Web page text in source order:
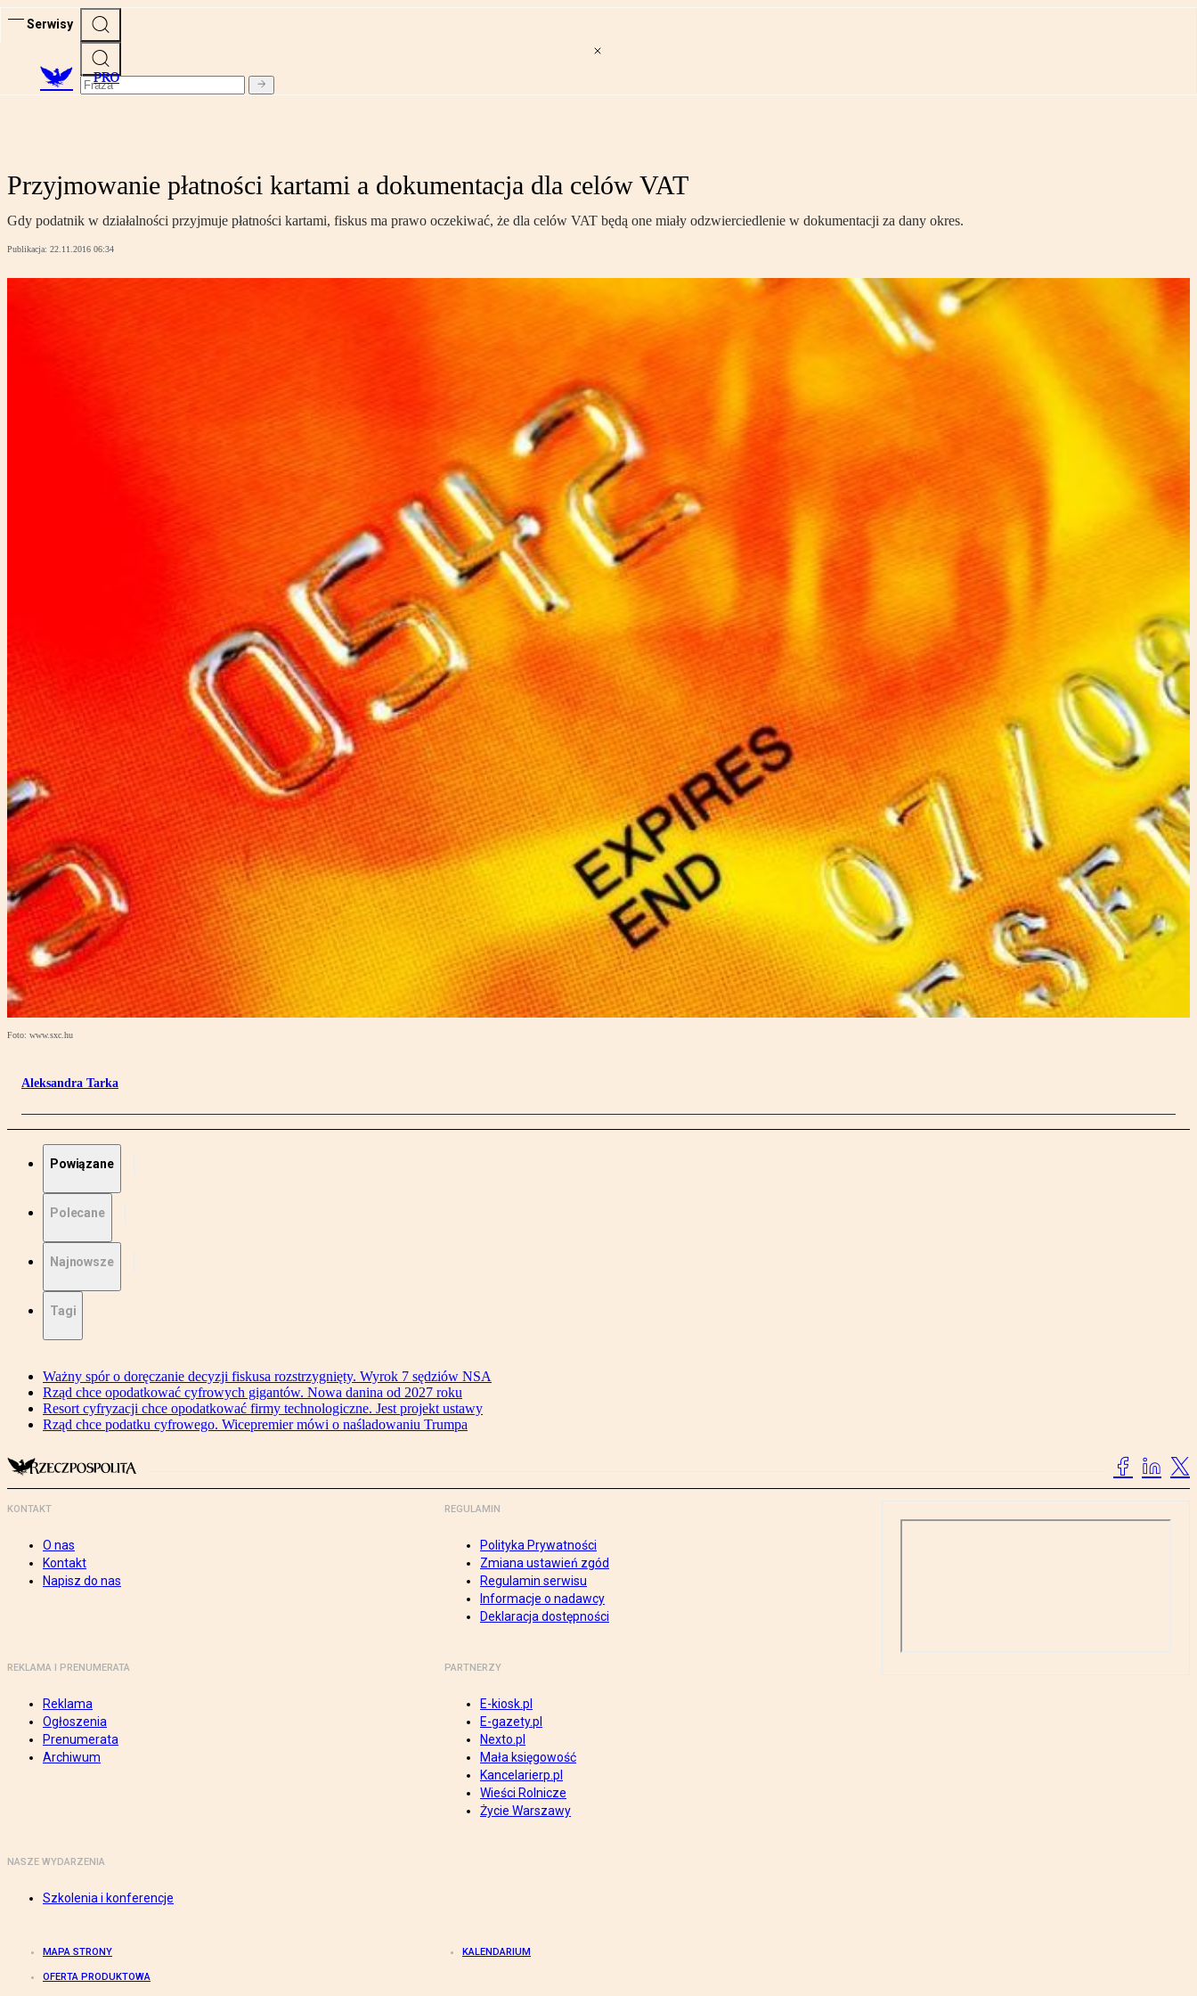
Serwisy
PRO
Przyjmowanie płatności kartami a dokumentacja dla celów VAT
Gdy podatnik w działalności przyjmuje płatności kartami, fiskus ma prawo oczekiwać, że dla celów VAT będą one miały odzwierciedlenie w dokumentacji za dany okres.
Publikacja: 22.11.2016 06:34
Foto: www.sxc.hu
Aleksandra Tarka
Powiązane
Polecane
Najnowsze
Tagi
Ważny spór o doręczanie decyzji fiskusa rozstrzygnięty. Wyrok 7 sędziów NSA
Rząd chce opodatkować cyfrowych gigantów. Nowa danina od 2027 roku
Resort cyfryzacji chce opodatkować firmy technologiczne. Jest projekt ustawy
Rząd chce podatku cyfrowego. Wicepremier mówi o naśladowaniu Trumpa
KONTAKT
O nas
Kontakt
Napisz do nas
REGULAMIN
Polityka Prywatności
Zmiana ustawień zgód
Regulamin serwisu
Informacje o nadawcy
Deklaracja dostępności
REKLAMA I PRENUMERATA
Reklama
Ogłoszenia
Prenumerata
Archiwum
PARTNERZY
E-kiosk.pl
E-gazety.pl
Nexto.pl
Mała księgowość
Kancelarierp.pl
Wieści Rolnicze
Życie Warszawy
NASZE WYDARZENIA
Szkolenia i konferencje
MAPA STRONY KALENDARIUM
OFERTA PRODUKTOWA